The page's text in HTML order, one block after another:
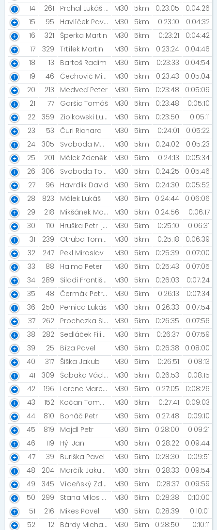
14
261 Prchal Lukáš [Kanice] M30 5km 0:23:05
0:04:26
15
95 Havlíček Pavel [Crowe - CA] M30 5km 0:23:10
0:04:32
16
321 Šperka Martin M30 5km 0:23:21
0:04:42
17
329 Trtílek Martin M30 5km 0:23:24
0:04:46
18
13 Bartoš Radim M30 5km 0:23:33
0:04:54
19
46 Čechovič Miroslav [Siprin] M30 5km 0:23:43
0:05:04
20
213 Medveď Peter M30 5km 0:23:48
0:05:09
21
77 Garšic Tomáš M30 5km 0:23:48
0:05:10
22
359 Ziolkowski Lukasz M30 5km 0:23:50
0:05:11
23
53 Čuri Richard M30 5km 0:24:01
0:05:22
24
305 Svoboda Martin [Crowe - CA] M30 5km 0:24:02
0:05:23
25
201 Málek Zdeněk M30 5km 0:24:13
0:05:34
26
306 Svoboda Tomáš M30 5km 0:24:25
0:05:46
27
96 Havrdlik David M30 5km 0:24:30
0:05:52
28
823 Málek Lukáš M30 5km 0:24:44
0:06:06
29
218 Mikšánek Marek M30 5km 0:24:56
0:06:17
30
110 Hruška Petr [Survivors] M30 5km 0:25:10
0:06:31
31
239 Otruba Tomáš M30 5km 0:25:18
0:06:39
32
247 Pekl Miroslav M30 5km 0:25:39
0:07:00
33
88 Halmo Peter M30 5km 0:25:43
0:07:05
34
289 Siladi František M30 5km 0:26:03
0:07:24
35
48 Čermák Petr [NN2022] M30 5km 0:26:13
0:07:34
36
250 Pernica Lukáš M30 5km 0:26:33
0:07:54
37
262 Prochazka Simon M30 5km 0:26:35
0:07:56
38
282 Sedláček Filip [Orloběžci Žatčany] M30 5km 0:26:37
0:07:59
39
25 Bíza Pavel M30 5km 0:26:38
0:08:00
40
317 Šiška Jakub M30 5km 0:26:51
0:08:13
41
309 Šabaka Václav M30 5km 0:26:53
0:08:15
42
196 Lorenc Marek [Šneci v běhu] M30 5km 0:27:05
0:08:26
43
152 Kočan Tomáš [AK Šneci] M30 5km 0:27:41
0:09:03
44
810 Boháč Petr M30 5km 0:27:48
0:09:10
45
819 Mojdl Petr M30 5km 0:28:00
0:09:21
46
119 Hýl Jan M30 5km 0:28:22
0:09:44
47
39 Buriška Pavel M30 5km 0:28:30
0:09:51
48
204 Marčík Jakub [Kvítí MAJA] M30 5km 0:28:33
0:09:54
49
345 Vídeňský Zdeněk M30 5km 0:28:37
0:09:59
50
299 Stana Milos [Rodáci] M30 5km 0:28:38
0:10:00
51
216 Mikes Pavel M30 5km 0:28:39
0:10:01
52
12 Bárdy Michal [CUCUMIAO jr.] M30 5km 0:28:50
0:10:11